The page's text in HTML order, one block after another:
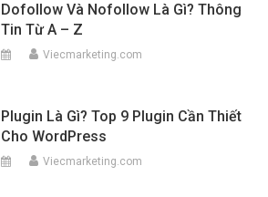
Dofollow Và Nofollow Là Gì? Thông
Tin Từ A – Z
Viecmarketing.com
Plugin Là Gì? Top 9 Plugin Cần Thiết
Cho WordPress
Viecmarketing.com